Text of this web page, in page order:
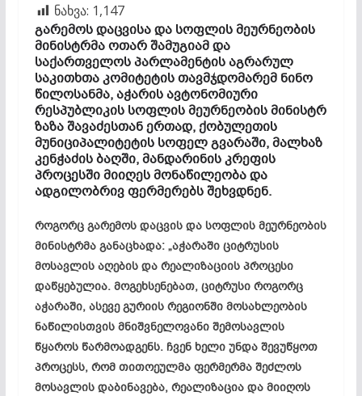
ნახვა: 1,147
გარემოს დაცვისა და სოფლის მეურნეობის
მინისტრმა ოთარშამუგიამდა
საქართველოს პარლამენტის აგრარულ
საკითხთა კომიტეტის თავმჯდომარემ ნინო
წილოსანმა, აჭარის ავტონომიური
რესპუბლიკის სოფლის მეურნეობის მინისტრ
ზაზაშავაძესთანერთად, ქობულეთის
მუნიციპალიტეტის სოფელგვარაში, მალხაზ
კენჭაძის ბაღში, მანდარინის კრეფის
პროცესში მიიღეს მონაწილეობა და
ადგილობრივ ფერმერებს შეხვდნენ.
როგორც გარემოს დაცვის და სოფლის მეურნეობის
მინისტრმა განაცხადა: „აჭარაში ციტრუსის
მოსავლის აღების და რეალიზაციის პროცესი
დაწყებულია. მოგეხსენებათ, ციტრუსი როგორც
აჭარაში, ასევე გურიის რეგიონში მოსახლეობის
ნაწილისთვის მნიშვნელოვანი შემოსავლის
წყაროს წარმოადგენს. ჩვენ ხელი უნდა შევუწყოთ
პროცესს, რომ თითოეულმა ფერმერმა შეძლოს
მოსავლის დაბინავება, რეალიზაცია და მიიღოს